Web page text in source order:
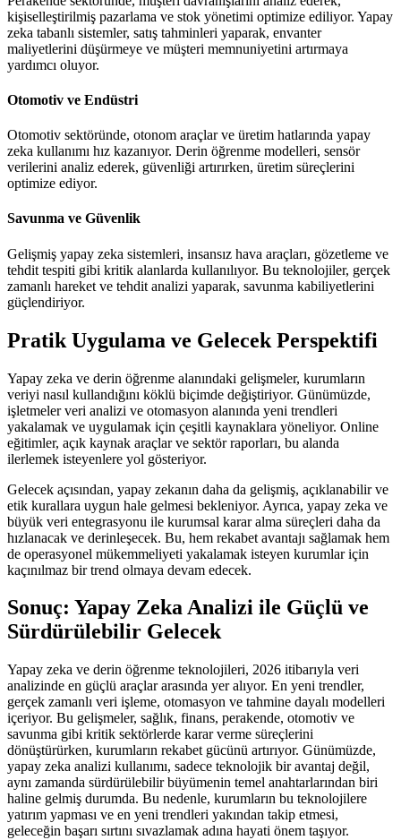
kişiselleştirilmiş pazarlama ve stok yönetimi optimize ediliyor. Yapay
zeka tabanlı sistemler, satış tahminleri yaparak, envanter
maliyetlerini düşürmeye ve müşteri memnuniyetini artırmaya
yardımcı oluyor.
Otomotiv ve Endüstri
Otomotiv sektöründe, otonom araçlar ve üretim hatlarında yapay
zeka kullanımı hız kazanıyor. Derin öğrenme modelleri, sensör
verilerini analiz ederek, güvenliği artırırken, üretim süreçlerini
optimize ediyor.
Savunma ve Güvenlik
Gelişmiş yapay zeka sistemleri, insansız hava araçları, gözetleme ve
tehdit tespiti gibi kritik alanlarda kullanılıyor. Bu teknolojiler, gerçek
zamanlı hareket ve tehdit analizi yaparak, savunma kabiliyetlerini
güçlendiriyor.
Pratik Uygulama ve Gelecek Perspektifi
Yapay zeka ve derin öğrenme alanındaki gelişmeler, kurumların
veriyi nasıl kullandığını köklü biçimde değiştiriyor. Günümüzde,
işletmeler veri analizi ve otomasyon alanında yeni trendleri
yakalamak ve uygulamak için çeşitli kaynaklara yöneliyor. Online
eğitimler, açık kaynak araçlar ve sektör raporları, bu alanda
ilerlemek isteyenlere yol gösteriyor.
Gelecek açısından, yapay zekanın daha da gelişmiş, açıklanabilir ve
etik kurallara uygun hale gelmesi bekleniyor. Ayrıca, yapay zeka ve
büyük veri entegrasyonu ile kurumsal karar alma süreçleri daha da
hızlanacak ve derinleşecek. Bu, hem rekabet avantajı sağlamak hem
de operasyonel mükemmeliyeti yakalamak isteyen kurumlar için
kaçınılmaz bir trend olmaya devam edecek.
Sonuç: Yapay Zeka Analizi ile Güçlü ve
Sürdürülebilir Gelecek
Yapay zeka ve derin öğrenme teknolojileri, 2026 itibarıyla veri
analizinde en güçlü araçlar arasında yer alıyor. En yeni trendler,
gerçek zamanlı veri işleme, otomasyon ve tahmine dayalı modelleri
içeriyor. Bu gelişmeler, sağlık, finans, perakende, otomotiv ve
savunma gibi kritik sektörlerde karar verme süreçlerini
dönüştürürken, kurumların rekabet gücünü artırıyor. Günümüzde,
yapay zeka analizi kullanımı, sadece teknolojik bir avantaj değil,
aynı zamanda sürdürülebilir büyümenin temel anahtarlarından biri
haline gelmiş durumda. Bu nedenle, kurumların bu teknolojilere
yatırım yapması ve en yeni trendleri yakından takip etmesi,
geleceğin başarı sırtını sıvazlamak adına hayati önem taşıyor.